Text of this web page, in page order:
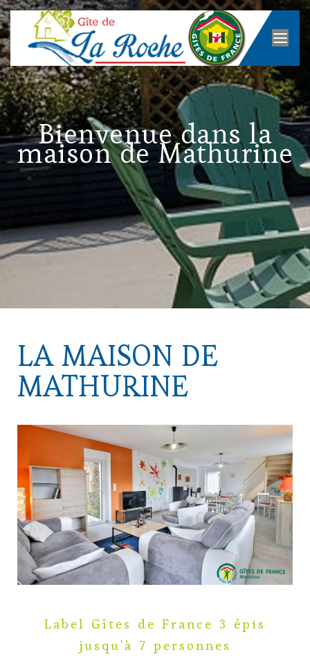
Bienvenue dans la
maison de Mathurine
La Maison de
Mathurine
Label Gîtes de France 3 épis
jusqu'à 7 personnes